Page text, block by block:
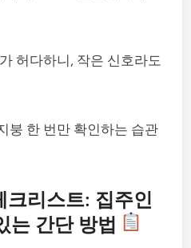
허다하니, 작은 신호라도
붕 한 번만 확인하는 습관
리스트: 집주인
는 간단 방법